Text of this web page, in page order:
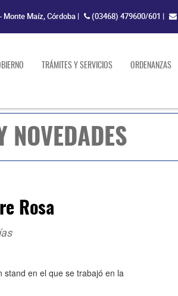
Monte Maíz, Córdoba | (03468) 479600/601 |
TRÁMITES Y SERVICIOS ORDENANZAS
NOVEDADES
Rosa
stand en el que se trabajó en la